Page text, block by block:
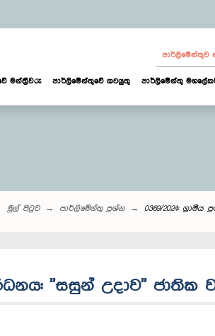
පාර්ලි‌මේන්තුව
මන්ත්‍රීවරු පාර්ලිමේන්තුවේ කටයුතු පාර්ලිමේන්තු
මුල් පිටුව පාර්ලි‌මේන්තු‌ ප්‍රශ්න 0369/2024:
''සසුන් උදාව'' ජාතික